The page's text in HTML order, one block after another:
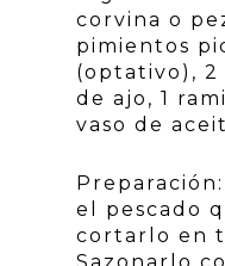
corvina o
pimientos
(optativo), 2
de ajo, 1
vaso de
el pescado
cortarlo en